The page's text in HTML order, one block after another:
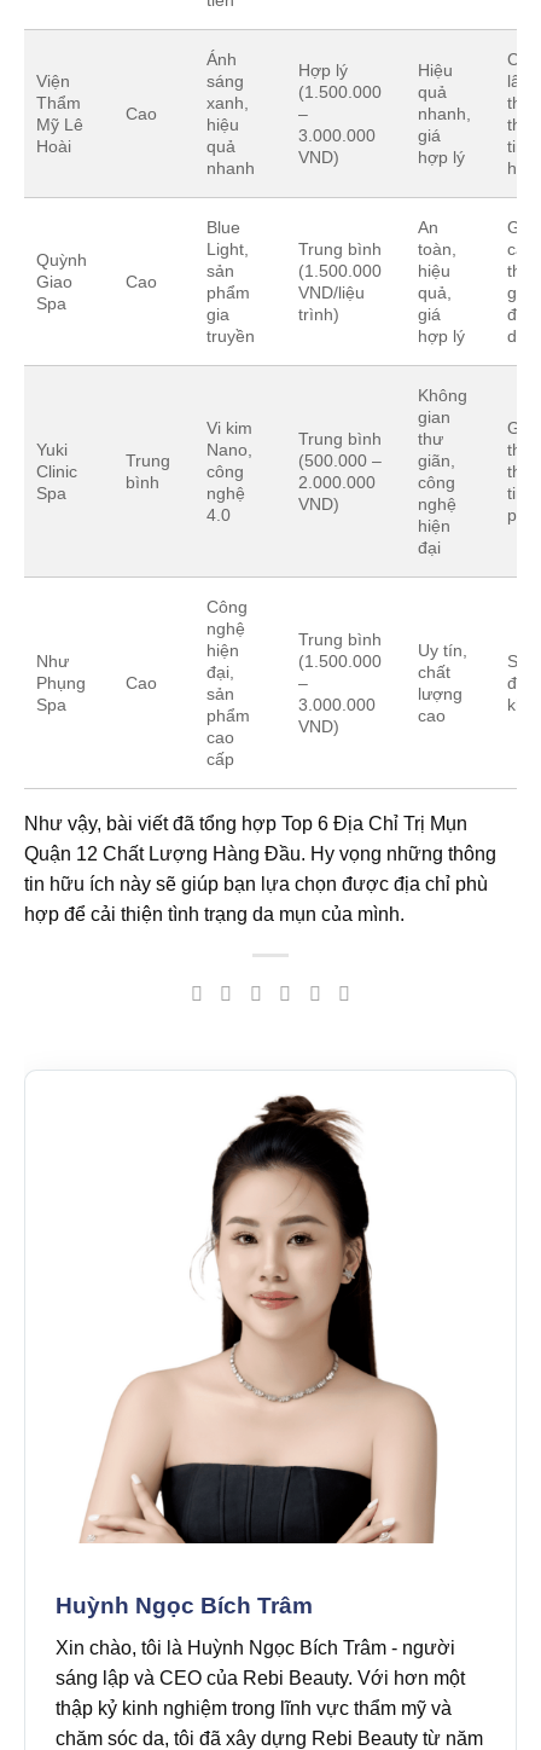
Viện
Thẩm
Mỹ Lê
Hoài
Cao
Ánh
sáng
xanh,
hiệu
quả
nhanh
Hợp lý
(1.500.000
–
3.000.000
VND)
Hiệu
quả
nhanh,
giá
hợp lý
lâu,
tin
Quỳnh
Giao
Spa
Cao
Blue
Light,
sản
phẩm
gia
truyền
Trung bình
(1.500.000
VND/liệu
trình)
An
toàn,
hiệu
quả,
giá
hợp lý
Giá
cao,
thời
gian
dài
Yuki
Clinic
Spa
Trung
bình
Vi kim
Nano,
công
nghệ
4.0
Trung bình
(500.000 –
2.000.000
VND)
Không
gian
thư
giãn,
công
nghệ
hiện
đại
Giá
tin
Như
Phụng
Spa
Cao
Công
nghệ
hiện
đại,
sản
phẩm
cao
cấp
Trung bình
(1.500.000
–
3.000.000
VND)
Uy tín,
chất
lượng
cao
Spa
Như vậy, bài viết đã tổng hợp Top 6 Địa Chỉ Trị Mụn
Quận 12 Chất Lượng Hàng Đầu. Hy vọng những thông
tin hữu ích này sẽ giúp bạn lựa chọn được địa chỉ phù
hợp để cải thiện tình trạng da mụn của mình.
Huỳnh Ngọc Bích Trâm
Xin chào, tôi là Huỳnh Ngọc Bích Trâm - người
sáng lập và CEO của Rebi Beauty. Với hơn một
thập kỷ kinh nghiệm trong lĩnh vực thẩm mỹ và
chăm sóc da, tôi đã xây dựng Rebi Beauty từ năm